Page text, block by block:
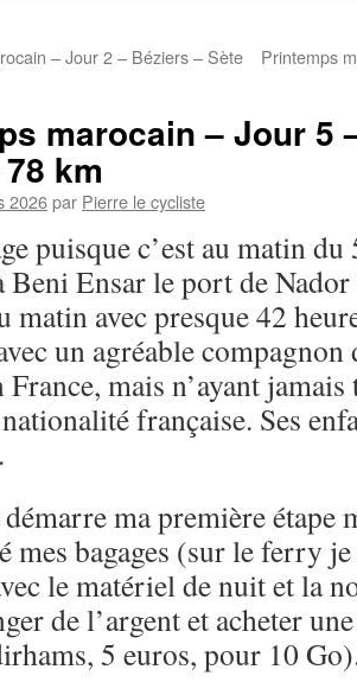
– Jour 2 – Béziers – Sète
Printemps
marocain – Jour 5
km
2026par Pierre le cycliste
puisque c’est au matin
Beni Ensar le port de
matin avec presque 42
un agréable compagnon
France, mais n’ayant
française. Ses
ma première étape
mes bagages (sur le ferry
le matériel de nuit et la
de l’argent et acheter
5 euros, pour 10